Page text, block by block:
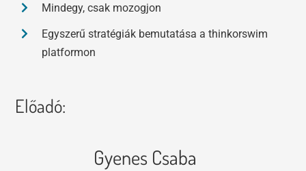
Mindegy, csak mozogjon
Egyszerű stratégiák bemutatása a thinkorswim
platformon
Előadó:
Gyenes Csaba